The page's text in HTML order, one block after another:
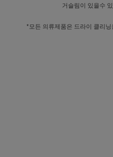
거슬림이 있을수
*모든 의류제품은 드라이 클리